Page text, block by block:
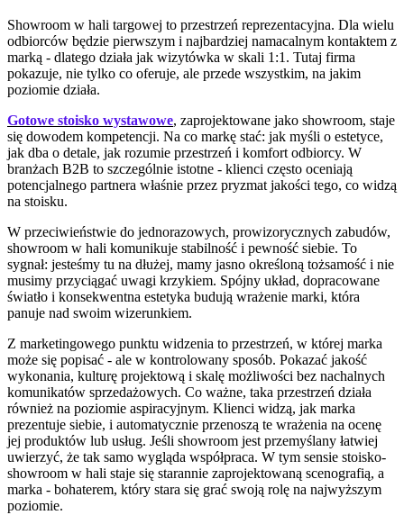
Showroom w hali targowej to przestrzeń reprezentacyjna. Dla wielu
odbiorców będzie pierwszym i najbardziej namacalnym kontaktem z
marką - dlatego działa jak wizytówka w skali 1:1. Tutaj firma
pokazuje, nie tylko co oferuje, ale przede wszystkim, na jakim
poziomie działa.
Gotowe stoisko wystawowe, zaprojektowane jako showroom, staje
się dowodem kompetencji. Na co markę stać: jak myśli o estetyce,
jak dba o detale, jak rozumie przestrzeń i komfort odbiorcy. W
branżach B2B to szczególnie istotne - klienci często oceniają
potencjalnego partnera właśnie przez pryzmat jakości tego, co widzą
na stoisku.
W przeciwieństwie do jednorazowych, prowizorycznych zabudów,
showroom w hali komunikuje stabilność i pewność siebie. To
sygnał: jesteśmy tu na dłużej, mamy jasno określoną tożsamość i nie
musimy przyciągać uwagi krzykiem. Spójny układ, dopracowane
światło i konsekwentna estetyka budują wrażenie marki, która
panuje nad swoim wizerunkiem.
Z marketingowego punktu widzenia to przestrzeń, w której marka
może się popisać - ale w kontrolowany sposób. Pokazać jakość
wykonania, kulturę projektową i skalę możliwości bez nachalnych
komunikatów sprzedażowych. Co ważne, taka przestrzeń działa
również na poziomie aspiracyjnym. Klienci widzą, jak marka
prezentuje siebie, i automatycznie przenoszą te wrażenia na ocenę
jej produktów lub usług. Jeśli showroom jest przemyślany łatwiej
uwierzyć, że tak samo wygląda współpraca. W tym sensie stoisko-
showroom w hali staje się starannie zaprojektowaną scenografią, a
marka - bohaterem, który stara się grać swoją rolę na najwyższym
poziomie.